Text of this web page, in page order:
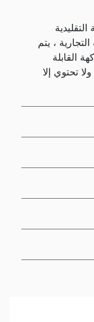
، يتم
القابلة
تحتوي إلا